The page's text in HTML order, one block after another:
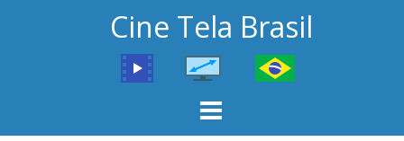
Cine Tela Brasil